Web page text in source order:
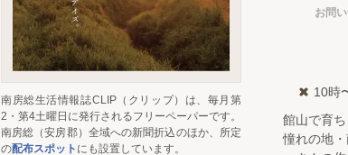
お問
10時
館山で育
憧れの地
南房総生活情報誌CLIP（クリップ）は、毎月第
2・第4土曜日に発行されるフリーペーパーです。
南房総（安房郡）全域への新聞折込のほか、所定
の配布スポット にも設置しています。